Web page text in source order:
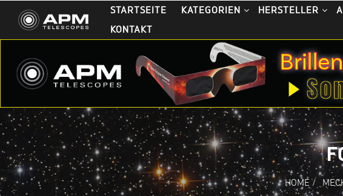
STARTSEITE KATEGORIEN HERSTELLER
KONTAKT
HOME /